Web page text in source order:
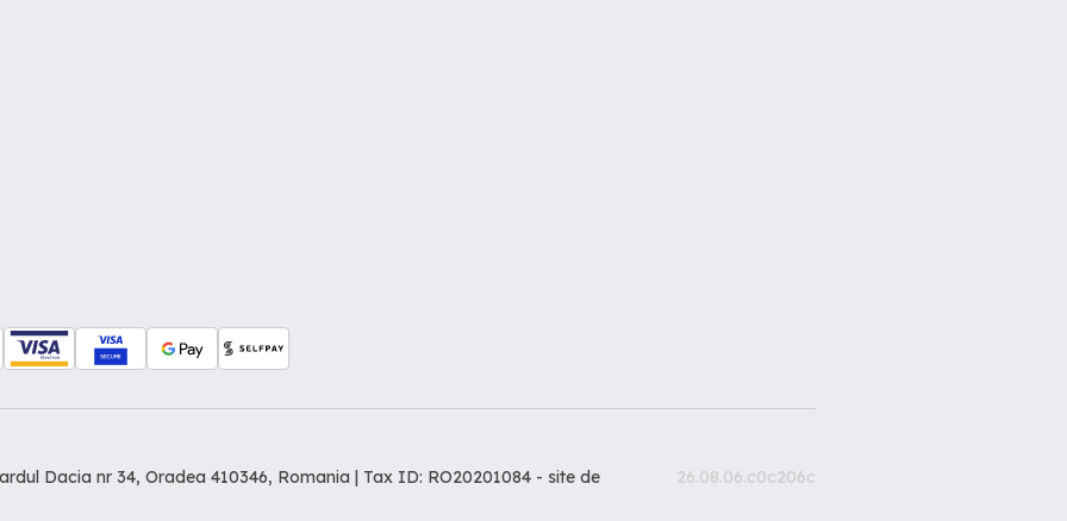
Dacia nr 34, Oradea 410346, Romania | Tax ID: RO20201084 - site de
26.08.06.c0c206c